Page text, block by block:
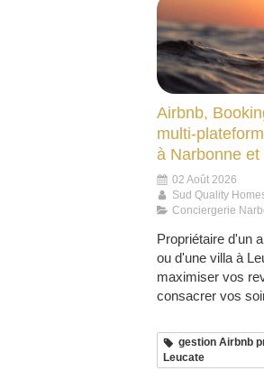
Airbnb,
multi-
à Narbonne et
02 Août 2026
Sud Quality
Conciergerie
Propriétaire d'un
ou d'une villa à
maximiser vos
consacrer vos
gestion Airbnb
Leucate